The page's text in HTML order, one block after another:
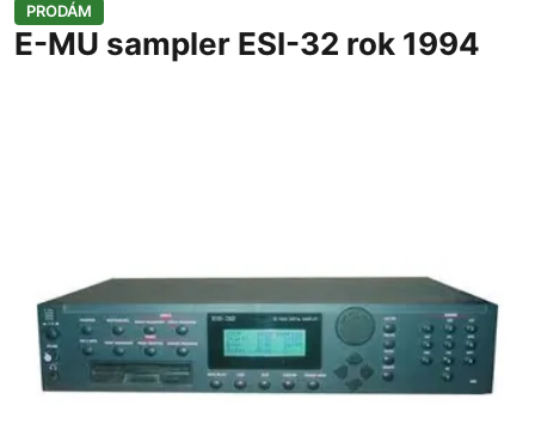
PRODÁM
E-MU sampler ESI-32 rok 1994